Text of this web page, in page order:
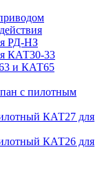
РД-НЗ
КАТ30-33
и КАТ65
с пилотным
КАТ27 для
КАТ26 для